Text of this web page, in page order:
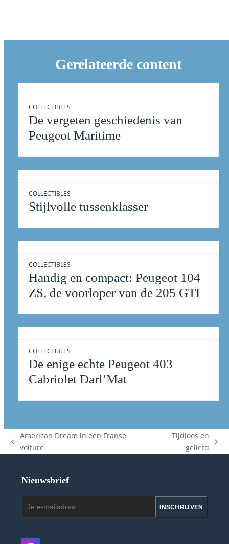
Gerelateerde content
De vergeten geschiedenis van
Peugeot Maritime
COLLECTIBLES
Stijlvolle tussenklasser
COLLECTIBLES
Handig en compact: Peugeot 104
ZS, de voorloper van de 205 GTI
COLLECTIBLES
De enige echte Peugeot 403
Cabriolet Darl’Mat
COLLECTIBLES
previous
American Dream in een Franse
voiture
Tijdloos en
geliefd
Nieuwsbrief
INSCHRIJVEN